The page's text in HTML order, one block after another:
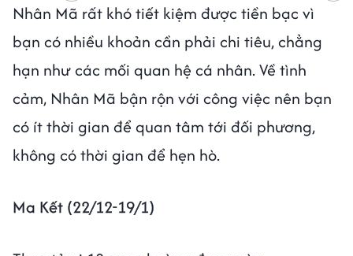
Nhân Mã rất khó tiết kiệm được tiền bạc vì
bạn có nhiều khoản cần phải chi tiêu, chẳng
hạn như các mối quan hệ cá nhân. Về tình
cảm, Nhân Mã bận rộn với công việc nên bạn
có ít thời gian để quan tâm tới đối phương,
không có thời gian để hẹn hò.
Ma Kết (22/12-19/1)